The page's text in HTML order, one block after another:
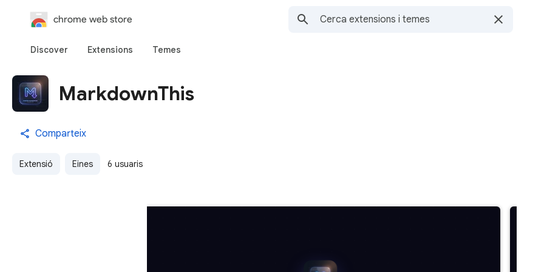
chrome web store
Discover Extensions Temes
MarkdownThis
Comparteix
Extensió Eines 6 usuaris